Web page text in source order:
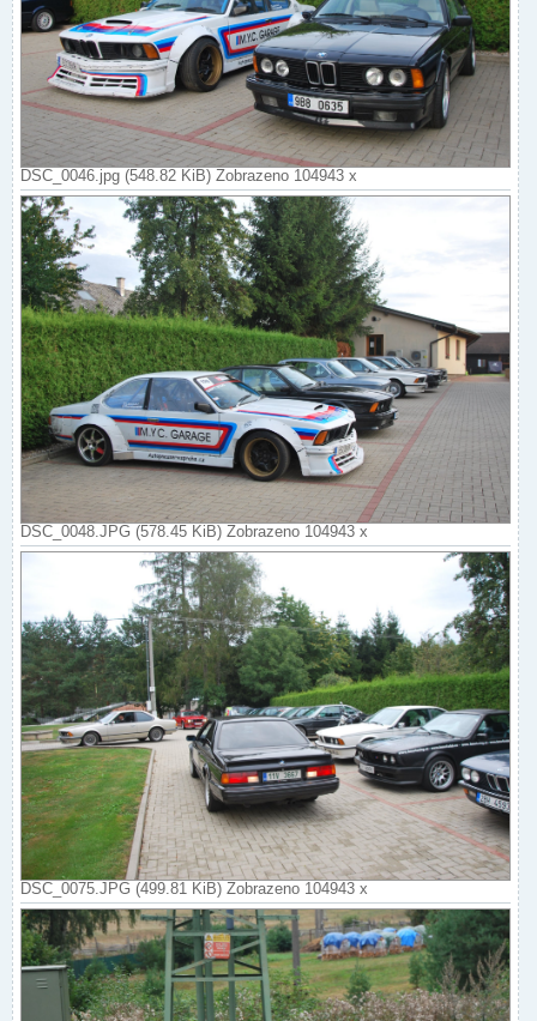
DSC_0046.jpg (548.82 KiB) Zobrazeno 104943 x
DSC_0048.JPG (578.45 KiB) Zobrazeno 104943 x
DSC_0075.JPG (499.81 KiB) Zobrazeno 104943 x